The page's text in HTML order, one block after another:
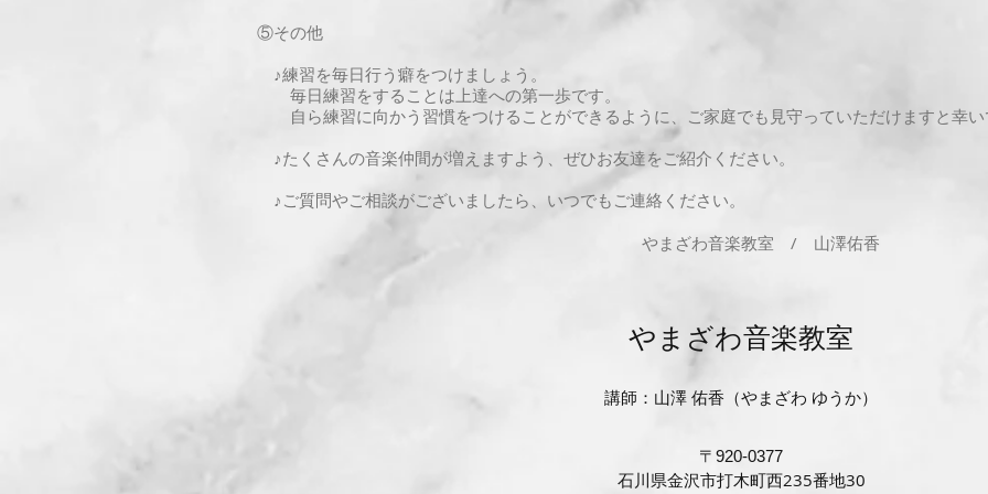
⑤その他
♪練習を毎日行う癖をつけましょう。
毎日練習をすることは上達への第一歩です。
自ら練習に向かう習慣をつけることができるように、ご家庭でも見守っていただけますと幸い
♪たくさんの音楽仲間が増えますよう、ぜひお友達をご紹介ください。
​ ♪ご質問やご相談がございましたら、いつでもご連絡ください。
やまざわ音楽教室 / 山澤佑香
やまざわ音楽教室
講師：山澤 佑香（やまざわ ゆうか）
〒920-0377
石川県金沢市打木町西235番地30